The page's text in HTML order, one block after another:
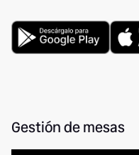
Gestión de mesas